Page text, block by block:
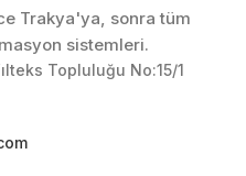
Trakya'ya, sonra tüm
sistemleri.
Topluluğu No:15/1